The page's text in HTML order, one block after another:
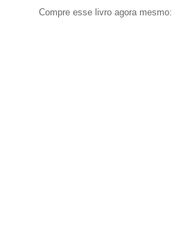
Compre esse livro agora mesmo: